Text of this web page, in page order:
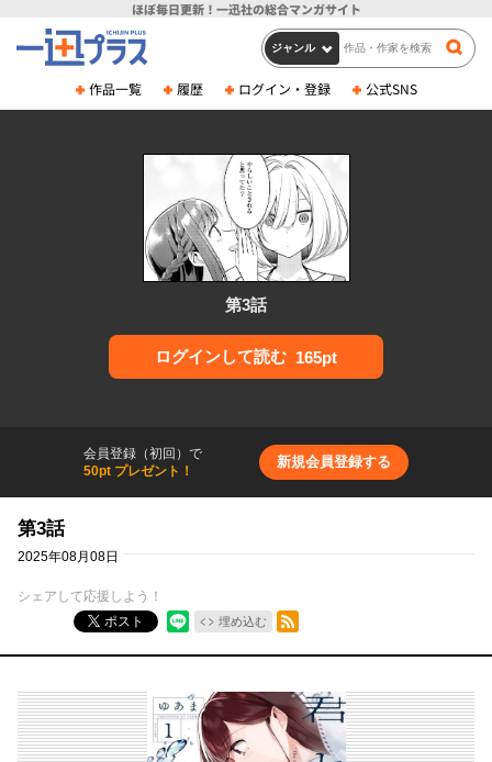
ほぼ毎日更新！ 一迅社の総合マンガサイト
作品一覧 履歴 ログイン・登録 公式SNS
第3話
ログインして読む 165pt
会員登録（初回）で
50pt プレゼント！
新規会員登録する
第3話
2025年08月08日
シェアして応援しよう！
ポスト
埋め込む
RSSフィード